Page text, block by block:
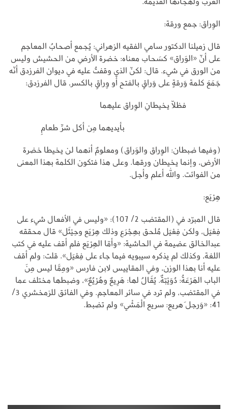
الوِراق: جمع ورقة:
قال زميلنا الدكتور سامي الفقيه الزهراني: يُجمع أصحابُ المعاجم
على أنّ «الوَراق» كسَحاب معناه: خضرة الأرضِ من الحشيش وليس
من الورق في شيء. قال: لكنّ الذي وقفتُ عليه في ديوان الفرزدق أنّه
جَمَعَ كلمة وَرقةٍ على وَراقٍ بالفتح أو وِراقٍ بالكسر، قال الفرزدق:
فظلّا يخيطانِ الوِراق عليهما
بأيديهما مِن أكل شرِّ طعامِ
(وفيها ضبطان: الوِراق والوَراق) ومعلومٌ أنهما لن يخيطا خضرة
الأرض، وإنما يخيطان ورقها. وعلى هذا فتكون الكلمة بهذا المعنى
من الفوائت. والله أعلم وأجل.
هِرْيَع:
قال المبرّد في (المقتضب 2/ 107): «وليس في الأفعال شيء على
فِعْيَل، ولكن فِعْيَل مُلحق بهِجْرَع وذلك ‌هِرْيَع وحِيْثَل» قال محققه
عبدالخالق عضيمة في الحاشية: «وأمّا الهِرْيَع فلم أقف عليه في كتب
اللغة، وكذلك لم يذكره سيبويه فيما جاء على فِعْيَل». قلت: ولم أقف
عليه أنا بهذا الوزن، وفي المقاييس لابن فارس «ومِمَّا ليس مِنَ
الباب الهَرْعَةُ: دُوَيْبّةٌ. يُقَالُ لها: ‌هَرِيعٌ وهُرْيُعٌ»، وضبطها مختلف عما
في المقتضب، ولم ترد في سائر المعاجم. وفي الفائق للزمخشري 3/
41: «وَرجل ‌َهريع: سريع الْمَشْي» ولم تضبط.